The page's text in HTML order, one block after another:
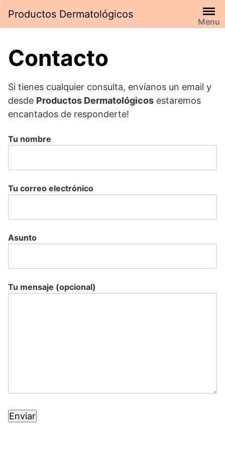
contenido
Productos Dermatológicos
Menu
Contacto
Si tienes cualquier consulta, envíanos un email y
desde Productos Dermatológicos estaremos
encantados de responderte!
Tu nombre
Tu correo electrónico
Asunto
Tu mensaje (opcional)